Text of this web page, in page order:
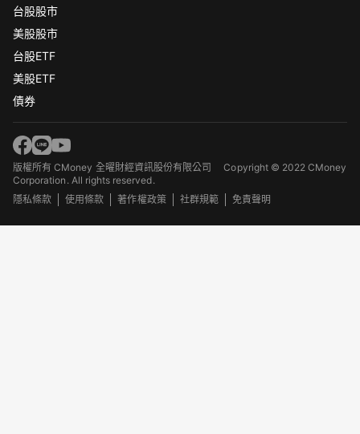
台股股市
美股股市
台股ETF
美股ETF
債券
版權所有 CMoney 全曜財經資訊股份有限公司Copyright © 2022 CMoney
Corporation. All rights reserved.
隱私條款
使用條款 著作權政策 社群規範 免責聲明